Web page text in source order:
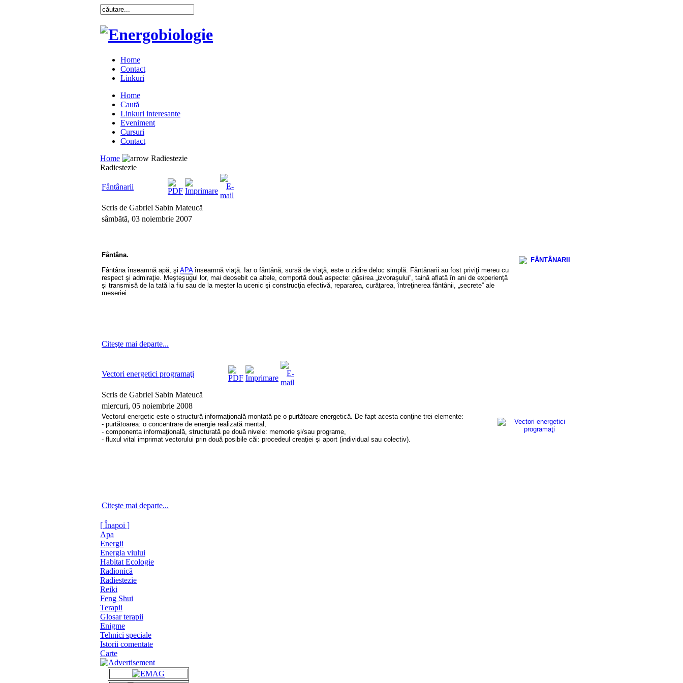
Home
Contact
Linkuri
Home
Caută
Linkuri interesante
Eveniment
Cursuri
Contact
Home
Radiestezie
Radiestezie
Fântânarii
Scris de Gabriel Sabin Mateucă
sâmbătă, 03 noiembrie 2007
Fântâna.
Fântâna înseamnă apă, şi APAînseamnă viaţă. Iar o fântână, sursă de viaţă, este o zidire deloc simplă. Fântânarii au fost priviţi mereu cu
respect şi admiraţie. Meşteşugul lor, mai deosebit ca altele, comportă două aspecte: găsirea „izvoraşului”, taină aflată în ani de experienţă
şi transmisă de la tată la fiu sau de la meşter la ucenic şi construcţia efectivă, repararea, curăţarea, întreţinerea fântânii, „secrete” ale
meseriei.
Citeşte mai departe...
Vectori energetici programaţi
Scris de Gabriel Sabin Mateucă
miercuri, 05 noiembrie 2008
Vectorul energetic este o structură informaţională montată pe o purtătoare energetică. De fapt acesta conţine trei elemente:
- purtătoarea: o concentrare de energie realizată mental,
- componenta informaţională, structurată pe două nivele: memorie şi/sau programe,
- fluxul vital imprimat vectorului prin două posibile căi: procedeul creaţiei şi aport (individual sau colectiv).
Citeşte mai departe...
[ Înapoi ]
Apa
Energii
Energia viului
Habitat Ecologie
Radionică
Radiestezie
Reiki
Feng Shui
Terapii
Glosar terapii
Enigme
Tehnici speciale
Istorii comentate
Carte